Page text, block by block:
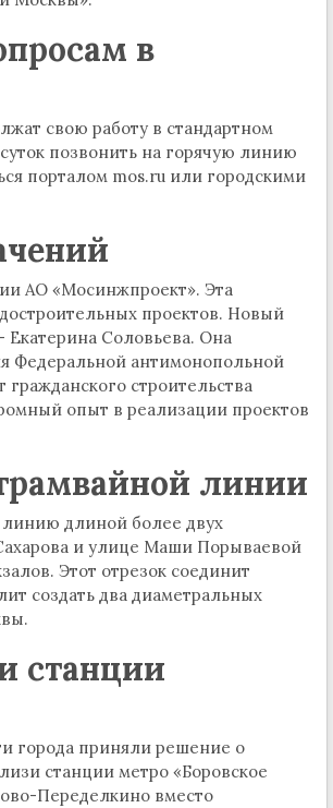
в
свою работу в стандартном
позвонить на горячую линию
порталом mos.ru или городскими
АО «Мосинжпроект». Эта
проектов. Новый
Екатерина Соловьева. Она
Федеральной антимонопольной
строительства
опыт в реализации проектов
линии
длиной более двух
и улице Маши Порываевой
Этот отрезок соединит
создать два диаметральных
станции
города приняли решение о
станции метро «Боровское
Переделкино вместо